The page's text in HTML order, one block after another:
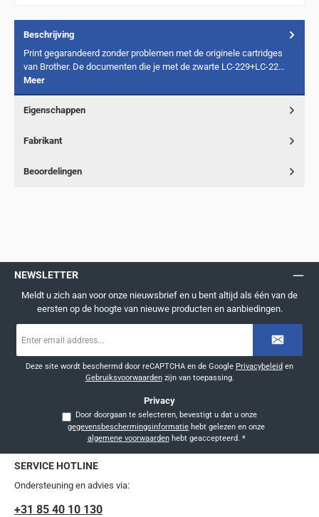
Beschrijving
Print gegarandeerd zonder problemen met de originele cartridges
van Brother. De documenten die je met de zwarte LC-229+LC-22…
Meer
Eigenschappen
Fabrikant
Beoordelingen
NEWSLETTER
Meldt u zich aan voor onze nieuwsbrief en u bent altijd als één van de
eersten op de hoogte van nieuwe producten en aanbiedingen.
mailadres
Deze site wordt beschermd door reCAPTCHA en de Google Privacybeleid en
Gebruiksvoorwaardenzijn van toepassing.
Privacy
Door doorgaan te selecteren, bevestigt u dat u onze
gegevensbeschermingsinformatie
algemene voorwaardenhebt geaccepteerd. *
SERVICE HOTLINE
Ondersteuning en advies via:
+31 85 40 10 130